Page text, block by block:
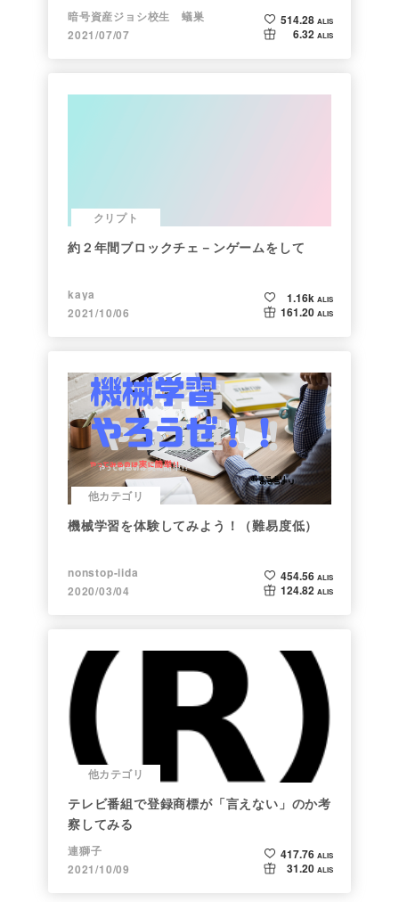
暗号資産ジョシ校生 蟻巣
2021/07/07
514.28 ALIS
6.32 ALIS
クリプト
約２年間ブロックチェ－ンゲームをして
kaya
2021/10/06
1.16k ALIS
161.20 ALIS
他カテゴリ
機械学習を体験してみよう！（難易度低）
nonstop-iida
2020/03/04
454.56 ALIS
124.82 ALIS
他カテゴリ
テレビ番組で登録商標が「言えない」のか考
察してみる
連獅子
2021/10/09
417.76 ALIS
31.20 ALIS